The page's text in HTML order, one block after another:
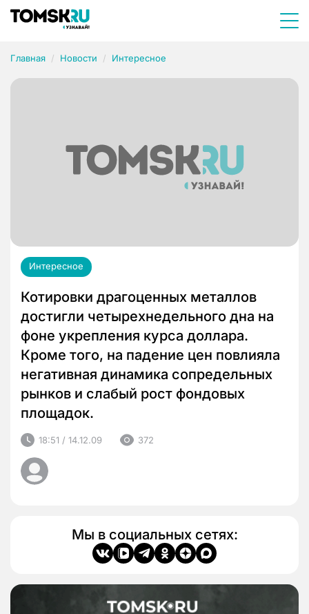
Главная Новости Интересное
Интересное
Котировки драгоценных металлов
достигли четырехнедельного дна на
фоне укрепления курса доллара.
Кроме того, на падение цен повлияла
негативная динамика сопредельных
рынков и слабый рост фондовых
площадок.
18:51 / 14.12.09 372
Мы в социальных сетях: